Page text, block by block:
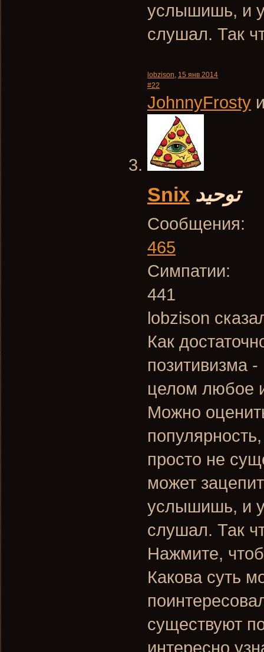
услышишь, и
слушал. Так
lobzison, 15 янв 2014
#22
JohnnyFrosty
Snix توحيد
Сообщения:
465
Симпатии:
441
lobzison
Как
позитивизма
целом любое
Можно
просто не
может
услышишь, и
слушал. Так
Нажмите,
Какова суть
существуют
интересно